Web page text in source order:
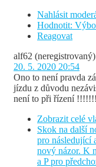
Nahlásit
Hodnotit:
Reagovat
alf62 (neregistrovaný)
20. 5. 2020 20:54
Ono to není pravda
jízdu z důvodu
není to při řízení
Zobrazit celé
Skok na další
pro následující
nový názor. K
a P pro